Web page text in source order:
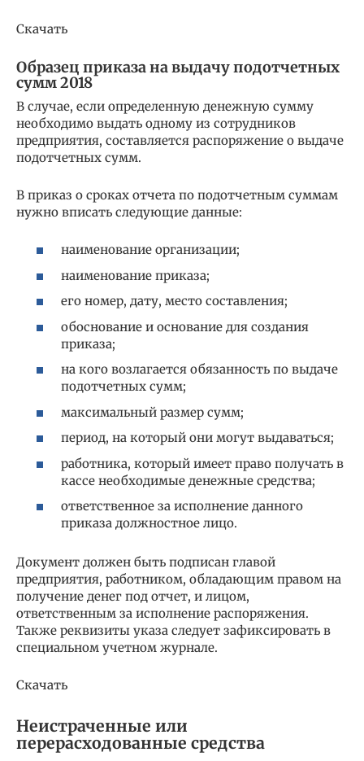
Скачать
Образец приказа на выдачу подотчетных
сумм 2018
В случае, если определенную денежную сумму
необходимо выдать одному из сотрудников
предприятия, составляется распоряжение о выдаче
подотчетных сумм.
В приказ о сроках отчета по подотчетным суммам
нужно вписать следующие данные:
наименование организации;
наименование приказа;
его номер, дату, место составления;
обоснование и основание для создания
приказа;
на кого возлагается обязанность по выдаче
подотчетных сумм;
максимальный размер сумм;
период, на который они могут выдаваться;
работника, который имеет право получать в
кассе необходимые денежные средства;
ответственное за исполнение данного
приказа должностное лицо.
Документ должен быть подписан главой
предприятия, работником, обладающим правом на
получение денег под отчет, и лицом,
ответственным за исполнение распоряжения.
Также реквизиты указа следует зафиксировать в
специальном учетном журнале.
Скачать
Неистраченные или
перерасходованные средства